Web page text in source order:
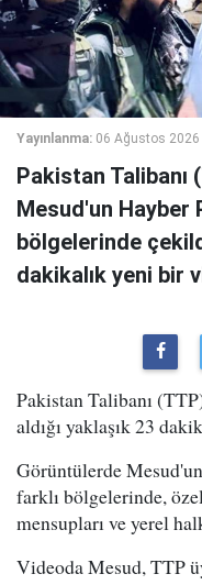
Yayınlanma: 06 Ağustos 2026
Pakistan Talibanı
Mesud'un Hayber
bölgelerinde
dakikalık yeni bir
Pakistan Talibanı
aldığı yaklaşık 23
Görüntülerde
farklı bölgelerinde,
mensupları ve yerel
Videoda Mesud, TTP